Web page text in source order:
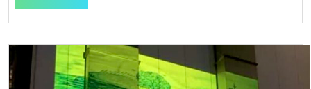
映
像、
身